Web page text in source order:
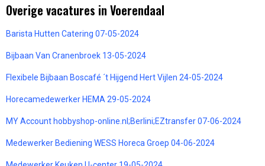
Overige vacatures in Voerendaal
Barista Hutten Catering 07-05-2024
Bijbaan Van Cranenbroek 13-05-2024
Flexibele Bijbaan Boscafé ´t Hijgend Hert Vijlen 24-05-2024
Horecamedewerker HEMA 29-05-2024
MY Account hobbyshop-online.nl;Berlini;EZtransfer 07-06-2024
Medewerker Bediening WESS Horeca Groep 04-06-2024